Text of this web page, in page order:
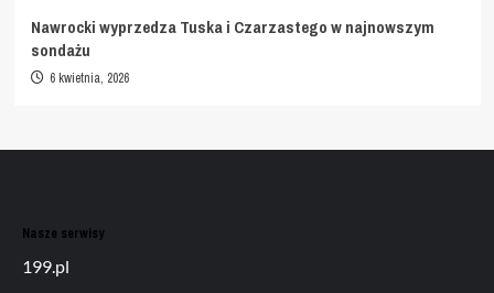
Nawrocki wyprzedza Tuska i Czarzastego w najnowszym
sondażu
6 kwietnia, 2026
Nasze serwisy
199.pl